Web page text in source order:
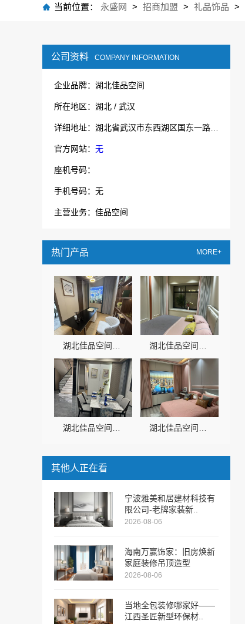
当前位置： 永盛网 > 招商加盟 > 礼品饰品 >
公司资料 COMPANY INFORMATION
企业品牌：湖北佳品空间
所在地区：湖北 / 武汉
官方网站： 无
座机号码：
手机号码：无
主营业务：佳品空间
热门产品 MORE+
其他人正在看
宁波雅美和居建材科技有
限公司-老牌家装新..
2026-08-06
海南万赢饰家：旧房焕新
家庭装修吊顶造型
2026-08-06
当地全包装修哪家好——
江西圣匠新型环保材..